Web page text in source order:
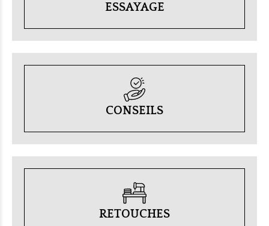
ESSAYAGE
CONSEILS
RETOUCHES